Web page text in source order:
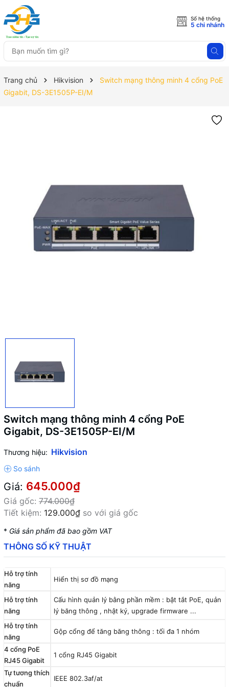
Số hệ thống
5 chi nhánh
Trang chủ Hikvision
Switch mạng thông minh 4 cổng PoE
Gigabit, DS-3E1505P-EI/M
Switch mạng thông minh 4 cổng PoE
Gigabit, DS-3E1505P-EI/M
Thương hiệu: Hikvision
Giá: 645.000₫
Giá gốc: 774.000₫
Tiết kiệm: 129.000₫ so với giá gốc
* Giá sản phẩm đã bao gồm VAT
THÔNG SỐ KỸ THUẬT
Hỗ trợ tính
năng
Hiển thị sơ đồ mạng
Hỗ trợ tính
năng
Cấu hình quản lý bằng phần mềm : bật tắt PoE, quản
lý băng thông , nhật ký, upgrade firmware ...
Hỗ trợ tính
năng
Gộp cổng để tăng băng thông : tối đa 1 nhóm
4 cổng PoE
RJ45 Gigabit
1 cổng RJ45 Gigabit
Tự tương thích
chuẩn
IEEE 802.3af/at